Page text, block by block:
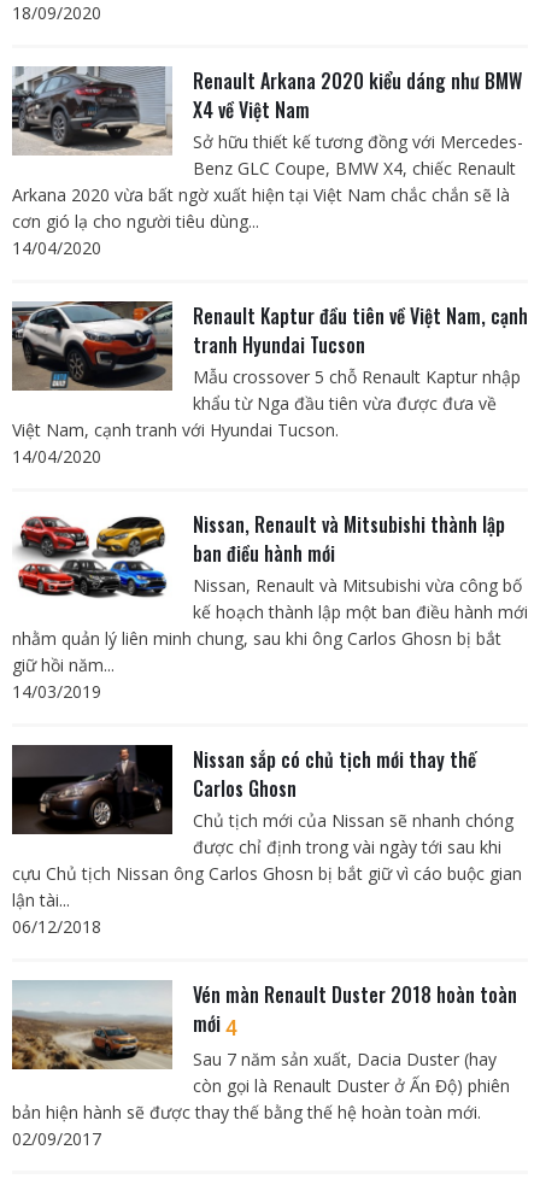
18/09/2020
Renault Arkana 2020 kiểu dáng như BMW
X4 về Việt Nam
Sở hữu thiết kế tương đồng với Mercedes-
Benz GLC Coupe, BMW X4, chiếc Renault
Arkana 2020 vừa bất ngờ xuất hiện tại Việt Nam chắc chắn sẽ là
cơn gió lạ cho người tiêu dùng...
14/04/2020
Renault Kaptur đầu tiên về Việt Nam, cạnh
tranh Hyundai Tucson
Mẫu crossover 5 chỗ Renault Kaptur nhập
khẩu từ Nga đầu tiên vừa được đưa về
Việt Nam, cạnh tranh với Hyundai Tucson.
14/04/2020
Nissan, Renault và Mitsubishi thành lập
ban điều hành mới
Nissan, Renault và Mitsubishi vừa công bố
kế hoạch thành lập một ban điều hành mới
nhằm quản lý liên minh chung, sau khi ông Carlos Ghosn bị bắt
giữ hồi năm...
14/03/2019
Nissan sắp có chủ tịch mới thay thế
Carlos Ghosn
Chủ tịch mới của Nissan sẽ nhanh chóng
được chỉ định trong vài ngày tới sau khi
cựu Chủ tịch Nissan ông Carlos Ghosn bị bắt giữ vì cáo buộc gian
lận tài...
06/12/2018
Vén màn Renault Duster 2018 hoàn toàn
mới4
Sau 7 năm sản xuất, Dacia Duster (hay
còn gọi là Renault Duster ở Ấn Độ) phiên
bản hiện hành sẽ được thay thế bằng thế hệ hoàn toàn mới.
02/09/2017